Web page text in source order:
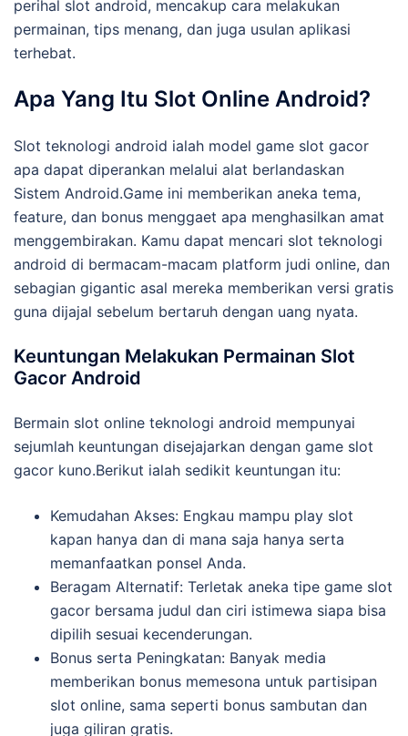
perihal slot android, mencakup cara melakukan
permainan, tips menang, dan juga usulan aplikasi
terhebat.
Apa Yang Itu Slot Online Android?
Slot teknologi android ialah model game slot gacor
apa dapat diperankan melalui alat berlandaskan
Sistem Android.Game ini memberikan aneka tema,
feature, dan bonus menggaet apa menghasilkan amat
menggembirakan. Kamu dapat mencari slot teknologi
android di bermacam-macam platform judi online, dan
sebagian gigantic asal mereka memberikan versi gratis
guna dijajal sebelum bertaruh dengan uang nyata.
Keuntungan Melakukan Permainan Slot
Gacor Android
Bermain slot online teknologi android mempunyai
sejumlah keuntungan disejajarkan dengan game slot
gacor kuno.Berikut ialah sedikit keuntungan itu:
Kemudahan Akses: Engkau mampu play slot
kapan hanya dan di mana saja hanya serta
memanfaatkan ponsel Anda.
Beragam Alternatif: Terletak aneka tipe game slot
gacor bersama judul dan ciri istimewa siapa bisa
dipilih sesuai kecenderungan.
Bonus serta Peningkatan: Banyak media
memberikan bonus memesona untuk partisipan
slot online, sama seperti bonus sambutan dan
juga giliran gratis.